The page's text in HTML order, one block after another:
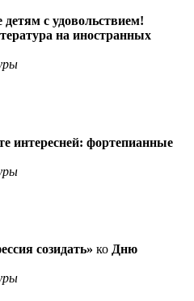
детям с удовольствием!
на иностранных
интересней: фортепианные
созидать» ко Дню